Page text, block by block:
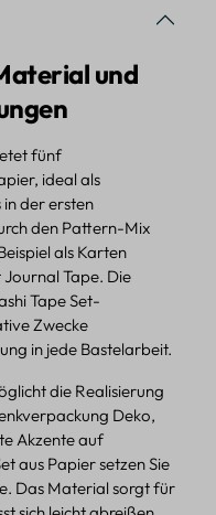
und
fünf
ideal als
der ersten
den Pattern-Mix
als Karten
Tape. Die
Tape Set-
Zwecke
in jede Bastelarbeit.
die Realisierung
Deko,
Akzente auf
aus Papier setzen Sie
Das Material sorgt für